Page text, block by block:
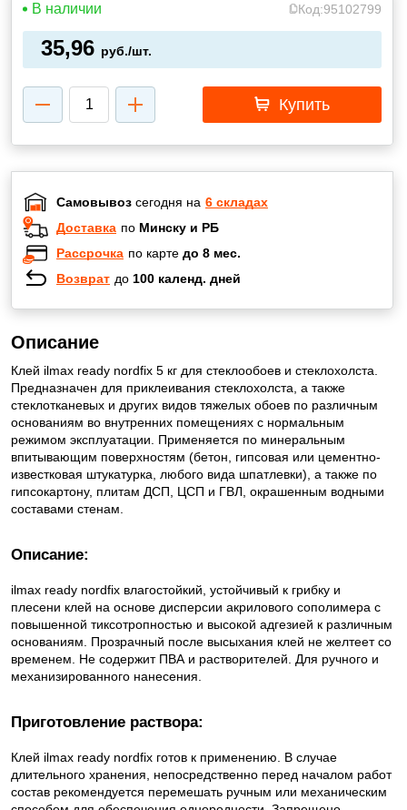
В наличии Код:95102799
35,96 руб./шт.
Купить
Самовывоз сегодня на 6 складах
Доставка по Минску и РБ
Рассрочка по карте до 8 мес.
Возврат до 100 календ. дней
Описание
Клей ilmax ready nordfix 5 кг для стеклообоев и стеклохолста.
Предназначен для приклеивания стеклохолста, а также
стеклотканевых и других видов тяжелых обоев по различным
основаниям во внутренних помещениях с нормальным
режимом эксплуатации. Применяется по минеральным
впитывающим поверхностям (бетон, гипсовая или цементно-
известковая штукатурка, любого вида шпатлевки), а также по
гипсокартону, плитам ДСП, ЦСП и ГВЛ, окрашенным водными
составами стенам.
​Описание:
ilmax ready nordfiх влагостойкий, устойчивый к грибку и
плесени клей на основе дисперсии акрилового сополимера с
повышенной тиксотропностью и высокой адгезией к различным
основаниям. Прозрачный после высыхания клей не желтеет со
временем. Не содержит ПВА и растворителей. Для ручного и
механизированного нанесения.
Приготовление раствора:
Клей ilmax ready nordfix готов к применению. В случае
длительного хранения, непосредственно перед началом работ
состав рекомендуется перемешать ручным или механическим